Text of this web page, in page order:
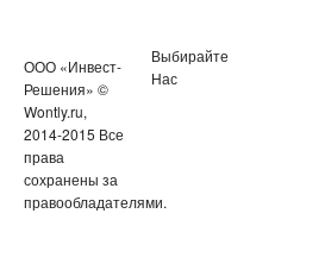
ООО «Инвест-
Решения» ©
Wontly.ru,
2014-2015 Все
права
сохранены за
правообладателями.
Выбирайте
Нас